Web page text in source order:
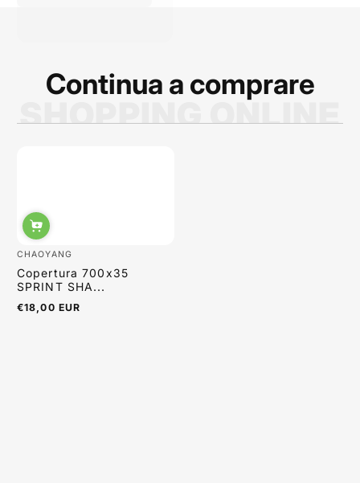
Continua a comprare
SHOPPING ONLINE
CHAOYANG
Copertura 700x35
SPRINT SHA...
Regulärer
€18,00 EUR